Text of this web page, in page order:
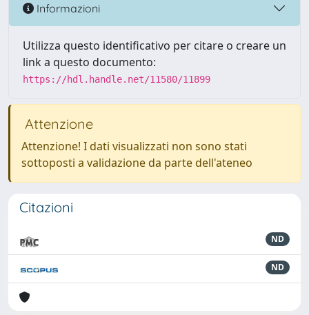
Informazioni
Utilizza questo identificativo per citare o creare un
link a questo documento:
https://hdl.handle.net/11580/11899
Attenzione
Attenzione! I dati visualizzati non sono stati
sottoposti a validazione da parte dell'ateneo
Citazioni
ND
ND